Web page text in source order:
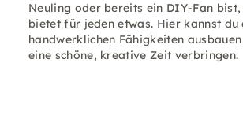
Neuling oder bereits ein DIY-Fan
bietet für jeden etwas. Hier kannst du
handwerklichen Fähigkeiten
eine schöne, kreative Zeit verbringen.